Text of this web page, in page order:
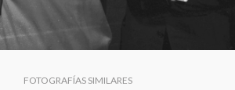
FOTOGRAFÍAS SIMILARES